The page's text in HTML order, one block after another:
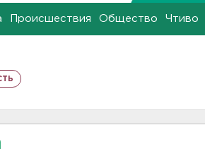
Происшествия Общество Чтиво